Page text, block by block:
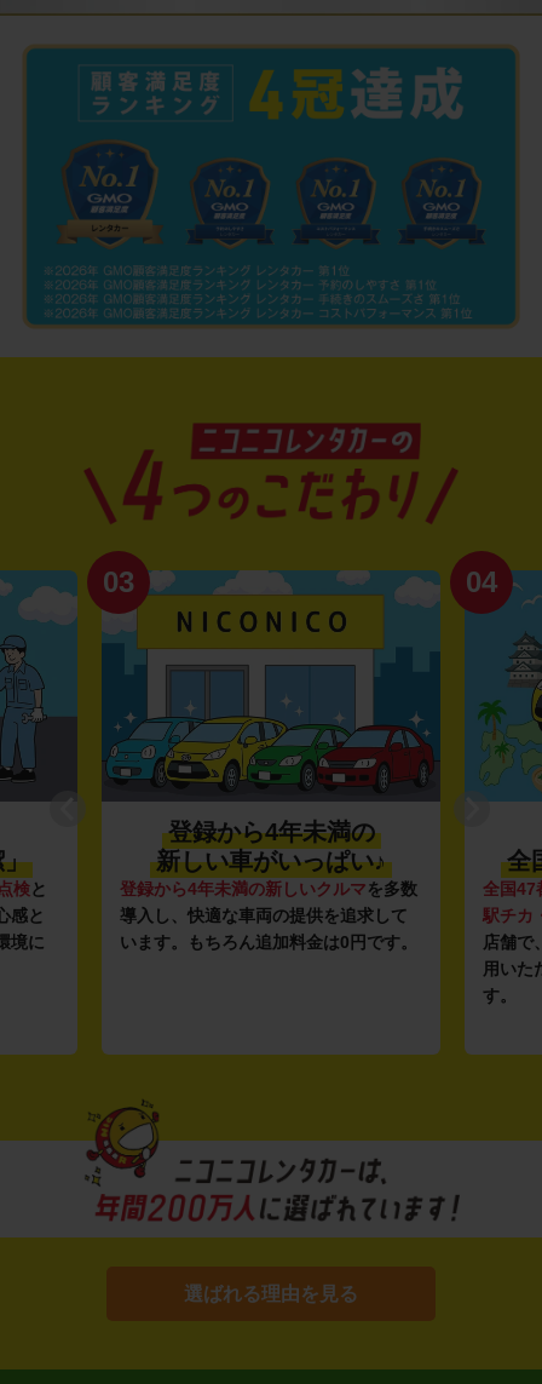
」
検と
感と
境に
03
登録から4年未満の
新しい車がいっぱい♪
登録から4年未満の新しいクルマを多数
導入し、快適な車両の提供を追求して
います。もちろん追加料金は0円です。
04
全
全国47
駅チカ
店舗で
用いた
す。
選ばれる理由を見る